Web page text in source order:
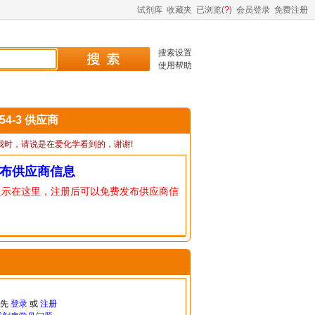
试剂库 收藏夹 已浏览(?) 会员登录 免费注册
搜索设置
使用帮助
3 供应商
时，请说是在爱化学看到的，谢谢!
供应商信息
在这里，注册后可以免费发布供应商信
登录或 注册